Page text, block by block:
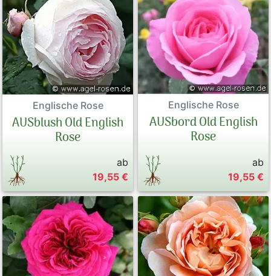
Englische Rose
AUSblush Old English
Rose
ab
19,55 €
Englische Rose
AUSbord Old English
Rose
ab
19,55 €